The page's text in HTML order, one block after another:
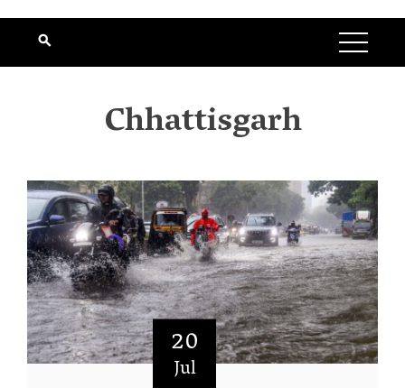
Chhattisgarh
20
Jul